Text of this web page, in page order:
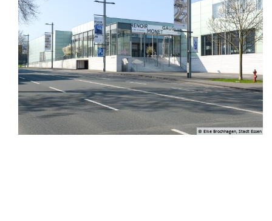
© Elke Brochhagen, Stadt Essen